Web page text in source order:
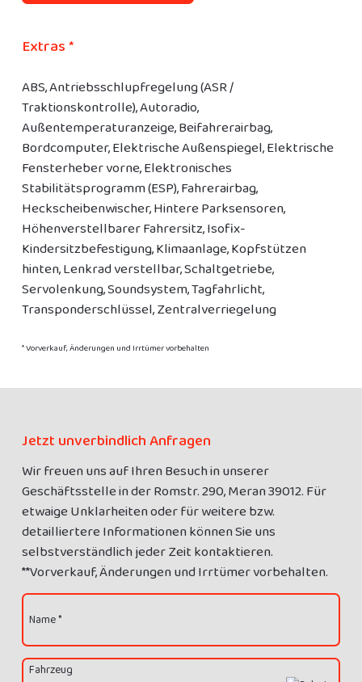
Extras *
ABS, Antriebsschlupfregelung (ASR /
Traktionskontrolle), Autoradio,
Außentemperaturanzeige, Beifahrerairbag,
Bordcomputer, Elektrische Außenspiegel, Elektrische
Fensterheber vorne, Elektronisches
Stabilitätsprogramm (ESP), Fahrerairbag,
Heckscheibenwischer, Hintere Parksensoren,
Höhenverstellbarer Fahrersitz, Isofix-
Kindersitzbefestigung, Klimaanlage, Kopfstützen
hinten, Lenkrad verstellbar, Schaltgetriebe,
Servolenkung, Soundsystem, Tagfahrlicht,
Transponderschlüssel, Zentralverriegelung
* Vorverkauf, Änderungen und Irrtümer vorbehalten
Jetzt unverbindlich Anfragen
Wir freuen uns auf Ihren Besuch in unserer
Geschäftsstelle in der Romstr. 290, Meran 39012. Für
etwaige Unklarheiten oder für weitere bzw.
detailliertere Informationen können Sie uns
selbstverständlich jeder Zeit kontaktieren.
**Vorverkauf, Änderungen und Irrtümer vorbehalten.
Name *
Fahrzeug